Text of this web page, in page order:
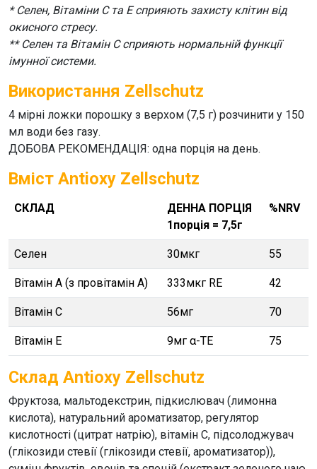
* Селен, Вітаміни C та E сприяють захисту клітин від
окисного стресу.
** Селен та Вітамін C сприяють нормальній функції
імунної системи.
Використання Zellschutz
4 мірні ложки порошку з верхом (7,5 г) розчинити у 150
мл води без газу.
ДОБОВА РЕКОМЕНДАЦІЯ: одна порція на день.
Вміст Antioxy Zellschutz
СКЛАД
ДЕННА ПОРЦІЯ
1порція = 7,5г
%NRV
Селен 30мкг 55
Вітамін А (з провітамін А) 333мкг RE 42
Вітамін С 56мг 70
Вітамін Е 9мг α-TE 75
Склад Antioxy Zellschutz
Фруктоза, мальтодекстрин, підкислювач (лимонна
кислота), натуральний ароматизатор, регулятор
кислотності (цитрат натрію), вітамін С, підсолоджувач
(глікозиди стевії (глікозиди стевії, ароматизатор)),